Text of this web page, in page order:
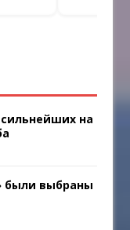
на
были выбраны